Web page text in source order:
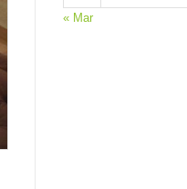
« Mar